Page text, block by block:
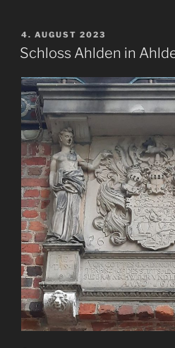
VERÖFFENTLICHT
AM
4. AUGUST 2023
Schloss Ahlden in